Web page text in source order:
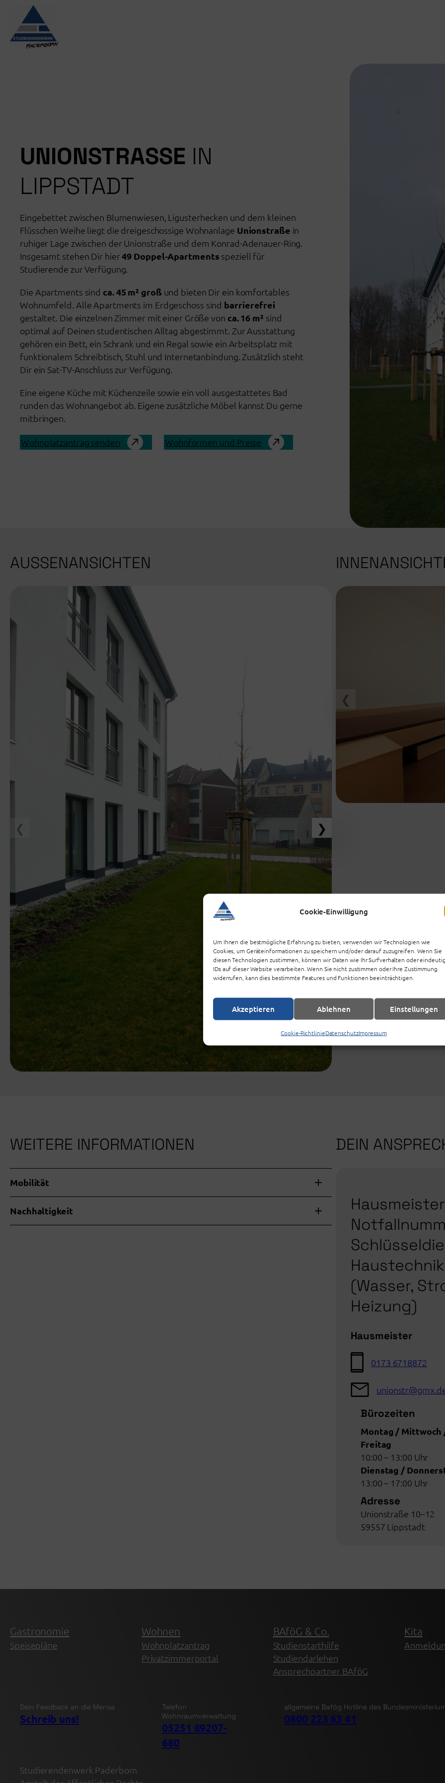
Cookie-Einwilligung
Um Ihnen die bestmögliche Erfahrung zu bieten, verwenden wir Technologien wie
Cookies, um Geräteinformationen zu speichern und/oder darauf zuzugreifen. Wenn Sie
diesen Technologien zustimmen, können wir Daten wie Ihr Surfverhalten oder
IDs auf dieser Website verarbeiten. Wenn Sie nicht zustimmen oder Ihre Zustimmung
widerrufen, kann dies bestimmte Features und Funktionen beeinträchtigen.
Akzeptieren Ablehnen Einstellungen
Cookie-RichtlinieDatenschutzImpressum
springen
UNIONSTRASSE
IN
LIPPSTADT
Eingebettet zwischen Blumenwiesen, Ligusterhecken und dem kleinen
Flüsschen Weihe liegt die dreigeschossige Wohnanlage Unionstraße in
ruhiger Lage zwischen der Unionstraße und dem Konrad-Adenauer-Ring.
Insgesamt stehen Dir hier49 Doppel-Apartments speziell für
Studierende zur Verfügung.
Die Apartments sind ca. 45 m² groß und bieten Dir ein komfortables
Wohnumfeld. Alle Apartments im Erdgeschoss sind barrierefrei
gestaltet. Die einzelnen Zimmer mit einer Größe von ca. 16 m² sind
optimal auf Deinen studentischen Alltag abgestimmt. Zur Ausstattung
gehören ein Bett, ein Schrank und ein Regal sowie ein Arbeitsplatz mit
funktionalem Schreibtisch, Stuhl und Internetanbindung. Zusätzlich steht
Dir ein Sat-TV-Anschluss zur Verfügung.
Eine eigene Küche mit Küchenzeile sowie ein voll ausgestattetes Bad
runden das Wohnangebot ab. Eigene zusätzliche Möbel kannst Du gerne
mitbringen.
Wohnplatzantrag senden Wohnformen und Preise
AUSSENANSICHTEN
WEITERE INFORMATIONEN
Mobilität
Nachhaltigkeit
DEIN
Haustechnik
(Wasser,
Heizung)
Hausmeister
0173 6718872
Bürozeiten
Montag / Mittwoch
Freitag
10:00 – 13:00 Uhr
Dienstag /
13:00 – 17:00 Uhr
Adresse
Unionstraße 10–12
59557 Lippstadt
Gastronomie
Speisepläne
Wohnen
Wohnplatzantrag
Privatzimmerportal
BAföG & Co.
Studienstarthilfe
Studiendarlehen
Ansprechpartner BAföG
Kita
Dein Feedback an die Mensa
Schreib uns!
Telefon
Wohnraumverwaltung
05251 89207-
680
allgemeine Bafög Hotline des
0800 223 63 41
Studierendenwerk Paderborn